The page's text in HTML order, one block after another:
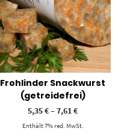
Frohlinder Snackwurst
(getreidefrei)
5,35€–7,61€
Enthält 7% red. MwSt.